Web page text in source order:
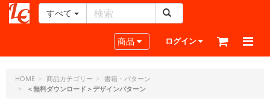
ー
ラ
フ
すべて
Toggle navigation
商品 ログイン
HOME 商品カテゴリー
書籍・パターン
＜無料ダウンロード＞デザインパターン